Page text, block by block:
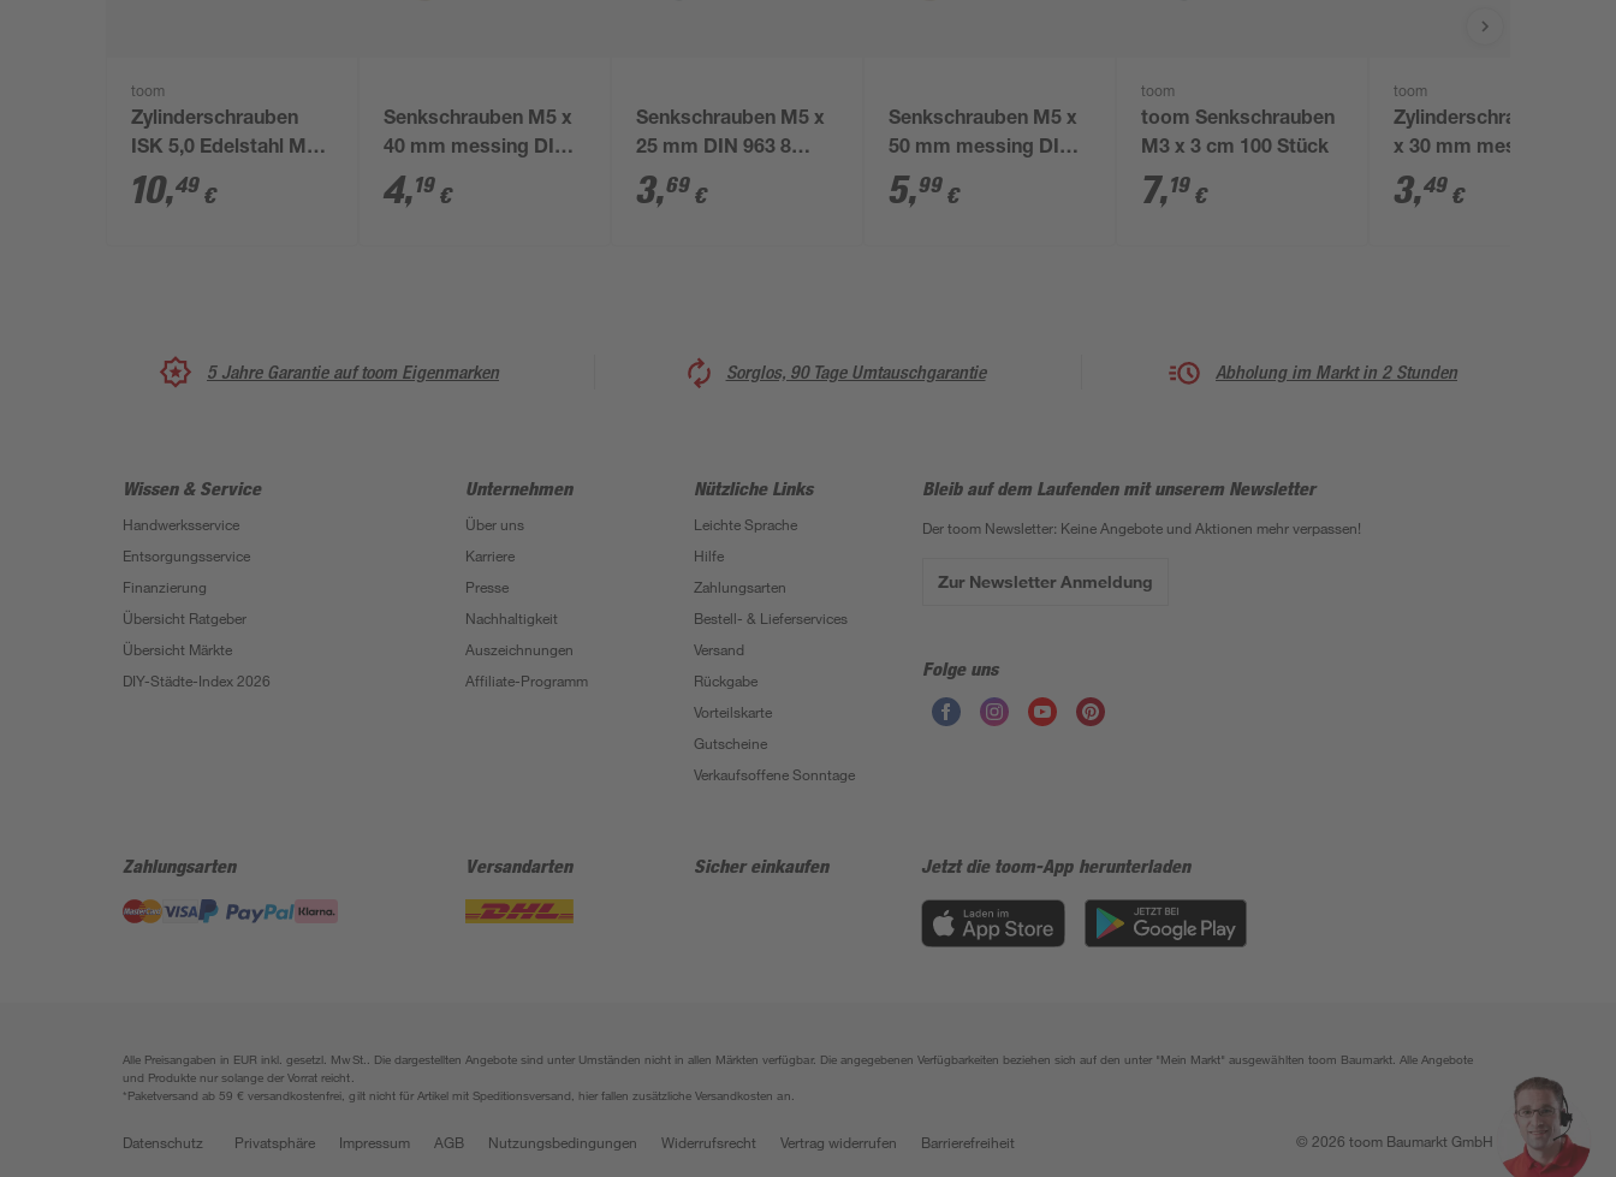
toom
Zylinderschrauben
ISK 5,0 Edelstahl M6
x 60 mm 4 Stück
10,49 €
Senkschrauben M5 x
40 mm messing DIN
963 4 Stück
4,19 €
Senkschrauben M5 x
25 mm DIN 963 8
Stück
3,69 €
Senkschrauben M5 x
50 mm messing DIN
963 3 Stück
5,99 €
toom
toom Senkschrauben
M3 x 3 cm 100 Stück
7,19 €
toom
Zylinderschraube M5
x 30 mm messing DIN
84 4 Stück
3,49 €
5 Jahre Garantie auf toom Eigenmarken Sorglos, 90 Tage Umtauschgarantie Abholung im Markt in 2 Stunden
Wissen & Service
Handwerksservice
Entsorgungsservice
Finanzierung
Übersicht Ratgeber
Übersicht Märkte
DIY-Städte-Index 2026
Unternehmen
Über uns
Karriere
Presse
Nachhaltigkeit
Auszeichnungen
Affiliate-Programm
Nützliche Links
Leichte Sprache
Hilfe
Zahlungsarten
Bestell- & Lieferservices
Versand
Rückgabe
Vorteilskarte
Gutscheine
Verkaufsoffene Sonntage
Bleib auf dem Laufenden mit unserem Newsletter
Der toom Newsletter: Keine Angebote und Aktionen mehr verpassen!
Zur Newsletter Anmeldung
Folge uns
Zahlungsarten Versandarten Sicher einkaufen Jetzt die toom-App herunterladen
Alle Preisangaben in EUR inkl. gesetzl. MwSt.. Die dargestellten Angebote sind unter Umständen nicht in allen Märkten verfügbar. Die angegebenen Verfügbarkeiten beziehen sich auf den unter "Mein Markt" ausgewählten toom Baumarkt. Alle Angebote
und Produkte nur solange der Vorrat reicht.
*Paketversand ab 59 € versandkostenfrei, gilt nicht für Artikel mit Speditionsversand, hier fallen zusätzliche Versandkosten an.
Datenschutz Privatsphäre Impressum AGB Nutzungsbedingungen Widerrufsrecht Vertrag widerrufen Barrierefreiheit © 2026 toom Baumarkt GmbH